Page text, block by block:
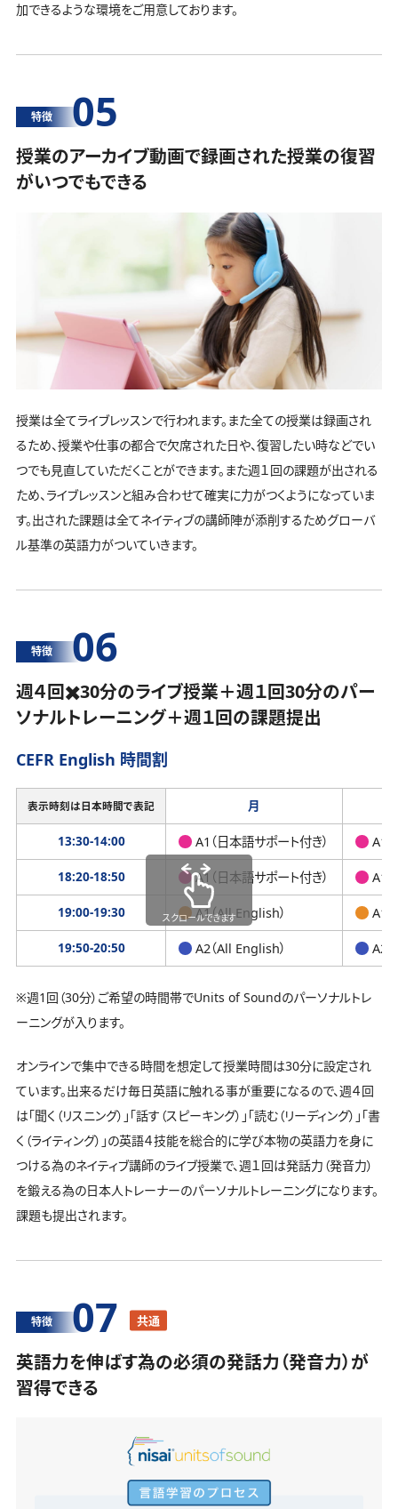
加できるような環境をご用意しております。
特徴 05
授業のアーカイブ動画で録画された授業の復習
がいつでもできる
授業は全てライブレッスンで行われます。また全ての授業は録画され
るため、授業や仕事の都合で欠席された日や、復習したい時などでい
つでも見直していただくことができます。また週１回の課題が出される
ため、ライブレッスンと組み合わせて確実に力がつくようになっていま
す。出された課題は全てネイティブの講師陣が添削するためグローバ
ル基準の英語力がついていきます。
特徴 06
週４回✖️30分のライブ授業＋週１回30分のパー
ソナルトレーニング＋週１回の課題提出
CEFR English 時間割
表示時刻は日本時間で表記 月
13:30-14:00 A1（日本語サポート付き） A1
18:20-18:50 A1（日本語サポート付き） A1
19:00-19:30 A1（All English） A1
19:50-20:50 A2（All English） A2
スクロールできます
※週1回（30分）ご希望の時間帯でUnits of Soundのパーソナルトレ
ーニングが入ります。
オンラインで集中できる時間を想定して授業時間は30分に設定され
ています。出来るだけ毎日英語に触れる事が重要になるので、週４回
は「聞く（リスニング）」「話す（スピーキング）」「読む（リーディング）」「書
く（ライティング）」の英語４技能を総合的に学び本物の英語力を身に
つける為のネイティブ講師のライブ授業で、週１回は発話力（発音力）
を鍛える為の日本人トレーナーのパーソナルトレーニングになります。
課題も提出されます。
特徴 07 共通
英語力を伸ばす為の必須の発話力（発音力）が
習得できる